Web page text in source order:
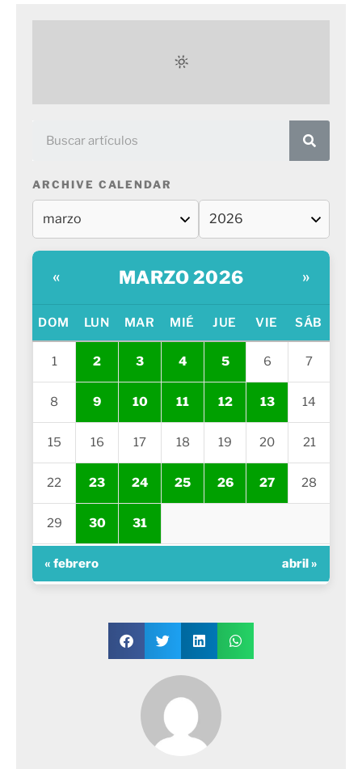
ARCHIVE CALENDAR
« MARZO 2026 »
DOM LUN MAR MIÉ JUE VIE SÁB
1 2 3 4 5 6 7
8 9 10 11 12 13 14
15 16 17 18 19 20 21
22 23 24 25 26 27 28
29 30 31
« febrero abril »